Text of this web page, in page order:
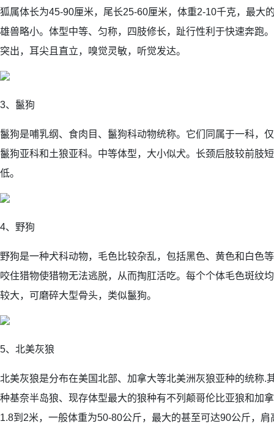
狐属体长为45-90厘米，尾长25-60厘米，体重2-10千克，最大
雄兽略小。体型中等、匀称，四肢修长，趾行性利于快速奔跑
突出，耳尖且直立，嗅觉灵敏，听觉发达。
3、鬣狗
鬣狗是哺乳纲、食肉目、鬣狗科动物统称。它们同属于一科，
鬣狗亚科和土狼亚科。中等体型，大小似犬。长颈后肢较前肢
低。
4、野狗
野狗是一种犬科动物，毛色比较杂乱，包括黑色、黄色和白色
咬住猎物使猎物无法逃脱，从而掏肛活吃。每个个体毛色斑纹
较大，可磨碎大型骨头，类似鬣狗。
5、北美灰狼
北美灰狼是分布在美国北部、加拿大等北美洲灰狼亚种的统称.
种基奈半岛狼、现存体型最大的狼种有不列颠哥伦比亚狼和加
1.8到2米，一般体重为50-80公斤，最大的甚至可达90公斤，肩